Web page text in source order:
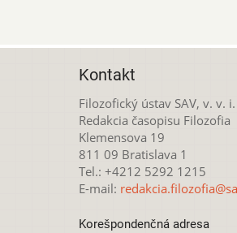
Kontakt
Filozofický ústav SAV, v. v. i.
Redakcia časopisu Filozofia
Klemensova 19
811 09 Bratislava 1
Tel.: +4212 5292 1215
E-mail:
Korešpondenčná adresa